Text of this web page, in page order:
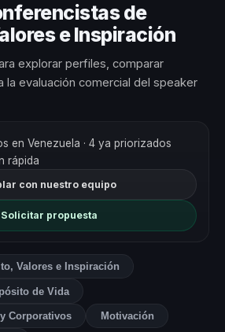
de
e Inspiración
explorar perfiles, comparar
la evaluación comercial del speaker
en Venezuela · 4 ya priorizados
rápida
con nuestro equipo
Solicitar propuesta
Valores e Inspiración
de Vida
Corporativos Motivación